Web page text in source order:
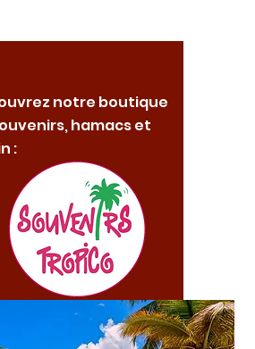
notre boutique
hamacs et
: